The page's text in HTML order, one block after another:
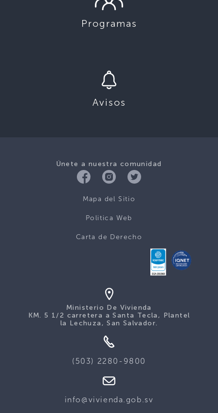
Programas
Avisos
Únete a nuestra comunidad
Mapa del Sitio
Politica Web
Carta de Derecho
Ministerio De Vivienda
KM. 5 1/2 carretera a Santa Tecla, Plantel
la Lechuza, San Salvador.
(503) 2280-9800
info@vivienda.gob.sv